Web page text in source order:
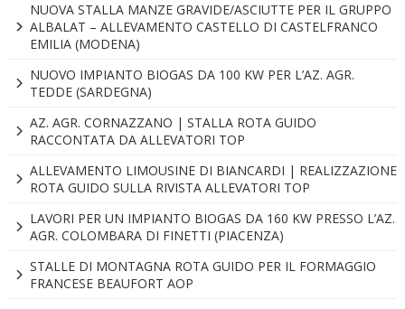
NUOVA STALLA MANZE GRAVIDE/ASCIUTTE PER IL GRUPPO
ALBALAT – ALLEVAMENTO CASTELLO DI CASTELFRANCO
EMILIA (MODENA)
NUOVO IMPIANTO BIOGAS DA 100 KW PER L’AZ. AGR.
TEDDE (SARDEGNA)
AZ. AGR. CORNAZZANO | STALLA ROTA GUIDO
RACCONTATA DA ALLEVATORI TOP
ALLEVAMENTO LIMOUSINE DI BIANCARDI | REALIZZAZIONE
ROTA GUIDO SULLA RIVISTA ALLEVATORI TOP
LAVORI PER UN IMPIANTO BIOGAS DA 160 KW PRESSO L’AZ.
AGR. COLOMBARA DI FINETTI (PIACENZA)
STALLE DI MONTAGNA ROTA GUIDO PER IL FORMAGGIO
FRANCESE BEAUFORT AOP